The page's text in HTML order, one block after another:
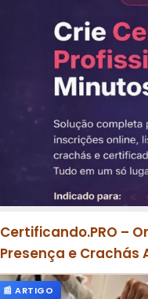
Certificando.PRO –
Presença e
📰 ARTIGO